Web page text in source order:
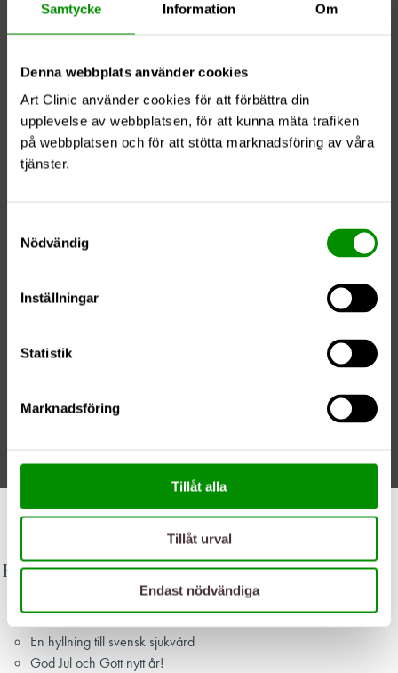
Samtycke Information Om
Denna webbplats använder cookies
Art Clinic använder cookies för att förbättra din
upplevelse av webbplatsen, för att kunna mäta trafiken
på webbplatsen och för att stötta marknadsföring av våra
tjänster.
Nödvändig
Inställningar
Statistik
Marknadsföring
Tillåt alla
Tillåt urval
Endast nödvändiga
Träffa din specialist digitalt!
11/11/20
Populära inlägg
Att tänka på innan du väljer klinik för plastikkirurgi
Art Clinic blir en del av Aleriskoncernen
En hyllning till svensk sjukvård
God Jul och Gott nytt år!